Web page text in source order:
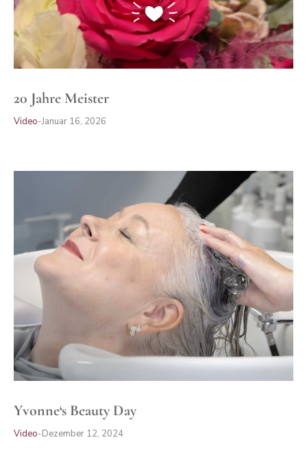
20 Jahre Meister
Video Januar 16, 2026
Yvonne‘s Beauty Day
Video Dezember 12, 2024